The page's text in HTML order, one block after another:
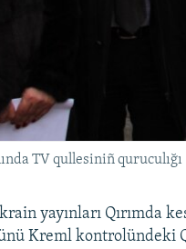
TV qullesiniñ quruculığı
yayınları Qırımda
Kreml kontrolündeki